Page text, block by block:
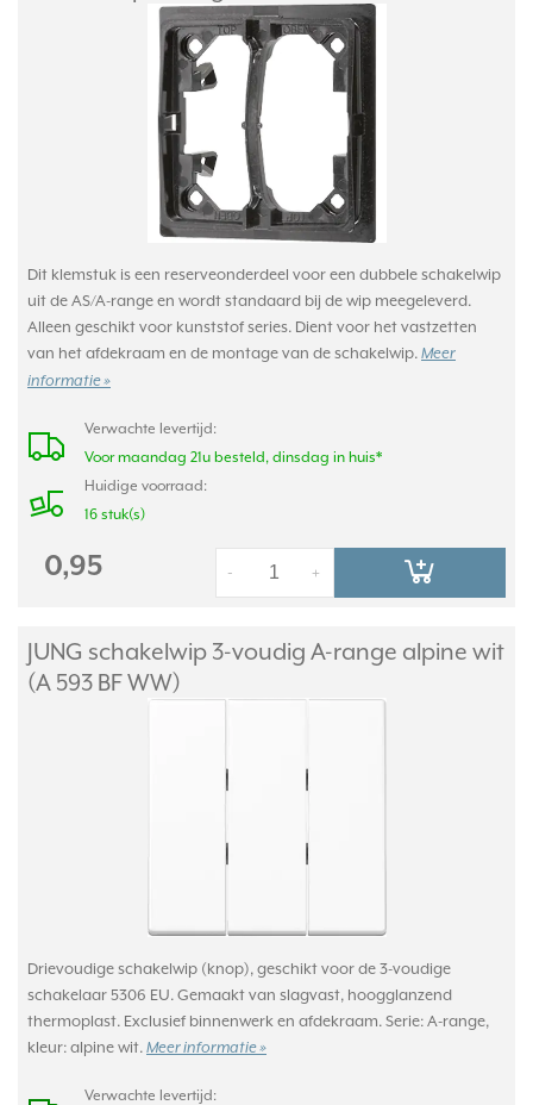
Dit klemstuk is een reserveonderdeel voor een dubbele schakelwip
uit de AS/A-range en wordt standaard bij de wip meegeleverd.
Alleen geschikt voor kunststof series. Dient voor het vastzetten
van het afdekraam en de montage van de schakelwip. Meer
informatie »
Verwachte levertijd:
Voor maandag 21u besteld, dinsdag in huis*
Huidige voorraad:
16 stuk(s)
0,95 +
-
JUNG schakelwip 3-voudig A-range alpine wit
(A 593 BF WW)
Drievoudige schakelwip (knop), geschikt voor de 3-voudige
schakelaar 5306 EU. Gemaakt van slagvast, hoogglanzend
thermoplast. Exclusief binnenwerk en afdekraam. Serie: A-range,
kleur: alpine wit. Meer informatie »
Verwachte levertijd: